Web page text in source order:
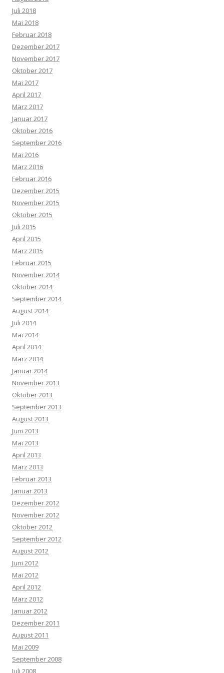
Juli 2018
Mai 2018
Februar 2018
Dezember 2017
November 2017
Oktober 2017
Mai 2017
April 2017
März 2017
Januar 2017
Oktober 2016
September 2016
Mai 2016
März 2016
Februar 2016
Dezember 2015
November 2015
Oktober 2015
Juli 2015
April 2015
März 2015
Februar 2015
November 2014
Oktober 2014
September 2014
August 2014
Juli 2014
Mai 2014
April 2014
März 2014
Januar 2014
November 2013
Oktober 2013
September 2013
August 2013
Juni 2013
Mai 2013
April 2013
März 2013
Februar 2013
Januar 2013
Dezember 2012
November 2012
Oktober 2012
September 2012
August 2012
Juni 2012
Mai 2012
April 2012
März 2012
Januar 2012
Dezember 2011
August 2011
Mai 2009
September 2008
Juli 2008